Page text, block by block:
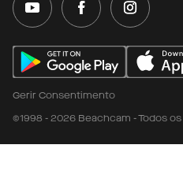
Gerir Consentimento
©1998 - 2026 Beachcam - Todos